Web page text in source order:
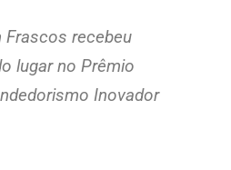
Frascos recebeu
lugar no Prêmio
Inovador